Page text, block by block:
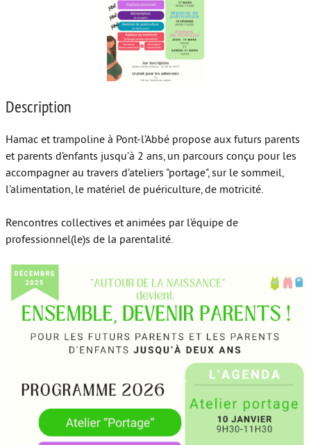
Vie de couple
Aide aux parents
Place aux grands-parents
Description
Hamac et trampoline à Pont-l’Abbé propose aux futurs parents
et parents d’enfants jusqu’à 2 ans, un parcours conçu pour les
accompagner au travers d’ateliers "portage", sur le sommeil,
l’alimentation, le matériel de puériculture, de motricité.
Rencontres collectives et animées par l’équipe de
professionnel(le)s de la parentalité.